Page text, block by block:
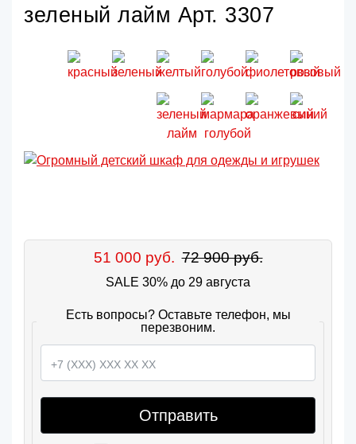
зеленый лайм Арт. 3307
51 000 руб. 72 900 руб.
SALE 30% до 29 августа
Есть вопросы? Оставьте телефон, мы
перезвоним.
Отправить